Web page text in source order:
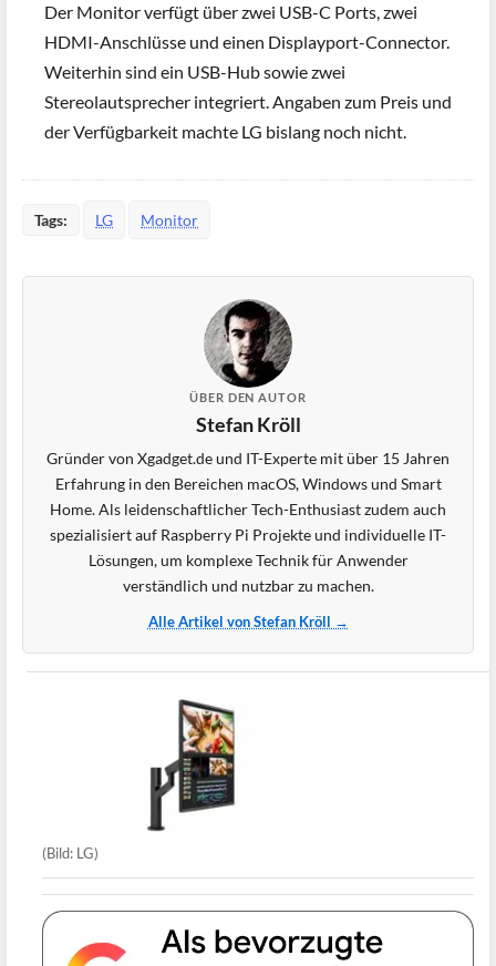
Der Monitor verfügt über zwei USB-C Ports, zwei
HDMI-Anschlüsse und einen Displayport-Connector.
Weiterhin sind ein USB-Hub sowie zwei
Stereolautsprecher integriert. Angaben zum Preis und
der Verfügbarkeit machte LG bislang noch nicht.
Tags: LG Monitor
ÜBER DEN AUTOR
Stefan Kröll
Gründer von Xgadget.de und IT-Experte mit über 15 Jahren
Erfahrung in den Bereichen macOS, Windows und Smart
Home. Als leidenschaftlicher Tech-Enthusiast zudem auch
spezialisiert auf Raspberry Pi Projekte und individuelle IT-
Lösungen, um komplexe Technik für Anwender
verständlich und nutzbar zu machen.
Alle Artikel von Stefan Kröll →
(Bild: LG)